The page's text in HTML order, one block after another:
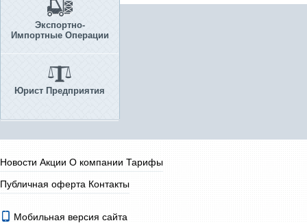
Экспортно-
Импортные Операции
Юрист Предприятия
Новости Акции О компании Тарифы
Публичная оферта Контакты
Мобильная версия сайта